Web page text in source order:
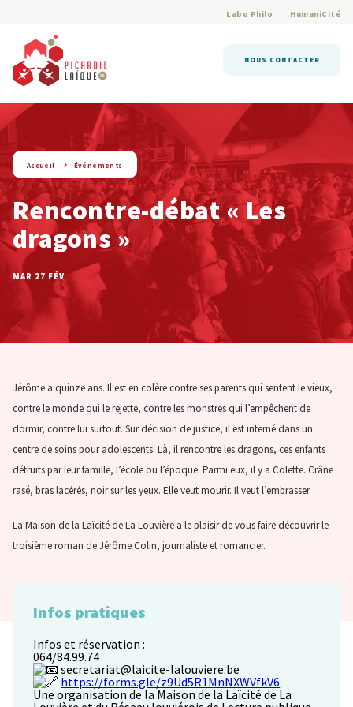
Labo Philo HumaniCité
NOUS CONTACTER
string(9) « evenement »
Accueil Événements
Rencontre-débat « Les
dragons »
MAR 27 FÉV
Jérôme a quinze ans. Il est en colère contre ses parents qui sentent le vieux,
contre le monde qui le rejette, contre les monstres qui l’empêchent de
dormir, contre lui surtout. Sur décision de justice, il est interné dans un
centre de soins pour adolescents. Là, il rencontre les dragons, ces enfants
détruits par leur famille, l’école ou l’époque. Parmi eux, il y a Colette. Crâne
rasé, bras lacérés, noir sur les yeux. Elle veut mourir. Il veut l’embrasser.
La Maison de la Laïcité de La Louvière a le plaisir de vous faire découvrir le
troisième roman de Jérôme Colin, journaliste et romancier.
Infos pratiques
Infos et réservation :
064/84.99.74
secretariat@laicite-lalouviere.be
https://forms.gle/z9Ud5R1MnNXWVfkV6
Une organisation de la Maison de la Laïcité de La